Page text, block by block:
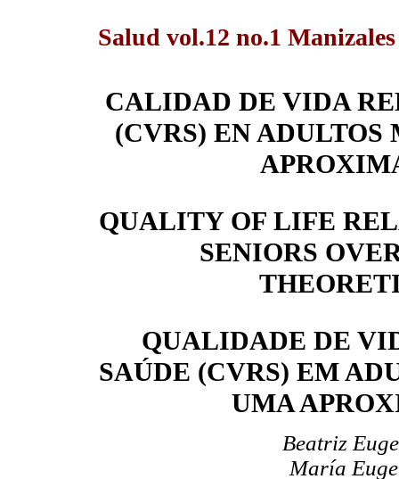
Salud vol.12 no.1
CALIDAD DE VIDA
(CVRS) EN ADULTOS
QUALITY OF LIFE
SENIORS
QUALIDADE DE
SAÚDE (CVRS) EM
UMA
Beatriz
María